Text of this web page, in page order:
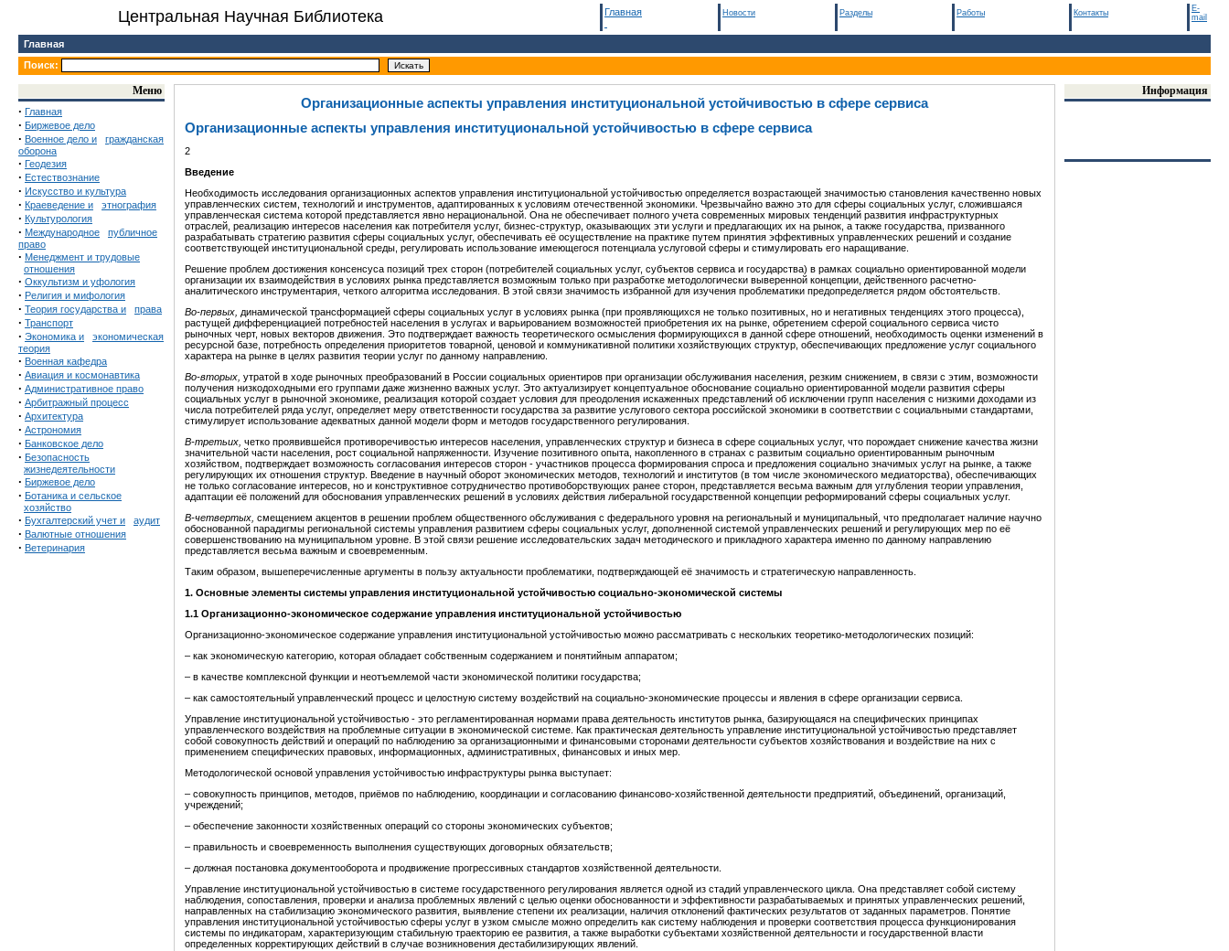
Центральная Научная Библиотека Главная Новости Разделы Работы Контакты
E-
mail
Главная
Поиск:
Меню
· Главная
· Биржевое дело
· Военное дело и
гражданская
оборона
· Геодезия
· Естествознание
· Искусство и культура
· Краеведение и этнография
· Культурология
· Международное
публичное
право
· Менеджмент и трудовые
отношения
· Оккультизм и уфология
· Религия и мифология
· Теория государства и права
· Транспорт
· Экономика и
экономическая
теория
· Военная кафедра
· Авиация и космонавтика
· Административное право
· Арбитражный процесс
· Архитектура
· Астрономия
· Банковское дело
· Безопасность
жизнедеятельности
· Биржевое дело
· Ботаника и сельское
хозяйство
· Бухгалтерский учет и аудит
· Валютные отношения
· Ветеринария
Организационные аспекты управления институциональной устойчивостью в сфере сервиса
Организационные аспекты управления институциональной устойчивостью в сфере сервиса
2
Введение
Необходимость исследования организационных аспектов управления институциональной устойчивостью определяется возрастающей значимостью становления качественно новых
управленческих систем, технологий и инструментов, адаптированных к условиям отечественной экономики. Чрезвычайно важно это для сферы социальных услуг, сложившаяся
управленческая система которой представляется явно нерациональной. Она не обеспечивает полного учета современных мировых тенденций развития инфраструктурных
отраслей, реализацию интересов населения как потребителя услуг, бизнес-структур, оказывающих эти услуги и предлагающих их на рынок, а также государства, призванного
разрабатывать стратегию развития сферы социальных услуг, обеспечивать её осуществление на практике путем принятия эффективных управленческих решений и создание
соответствующей институциональной среды, регулировать использование имеющегося потенциала услуговой сферы и стимулировать его наращивание.
Решение проблем достижения консенсуса позиций трех сторон (потребителей социальных услуг, субъектов сервиса и государства) в рамках социально ориентированной модели
организации их взаимодействия в условиях рынка представляется возможным только при разработке методологически выверенной концепции, действенного расчетно-
аналитического инструментария, четкого алгоритма исследования. В этой связи значимость избранной для изучения проблематики предопределяется рядом обстоятельств.
Во-первых, динамической трансформацией сферы социальных услуг в условиях рынка (при проявляющихся не только позитивных, но и негативных тенденциях этого процесса),
растущей дифференциацией потребностей населения в услугах и варьированием возможностей приобретения их на рынке, обретением сферой социального сервиса чисто
рыночных черт, новых векторов движения. Это подтверждает важность теоретического осмысления формирующихся в данной сфере отношений, необходимость оценки изменений в
ресурсной базе, потребность определения приоритетов товарной, ценовой и коммуникативной политики хозяйствующих структур, обеспечивающих предложение услуг социального
характера на рынке в целях развития теории услуг по данному направлению.
Во-вторых, утратой в ходе рыночных преобразований в России социальных ориентиров при организации обслуживания населения, резким снижением, в связи с этим, возможности
получения низкодоходными его группами даже жизненно важных услуг. Это актуализирует концептуальное обоснование социально ориентированной модели развития сферы
социальных услуг в рыночной экономике, реализация которой создает условия для преодоления искаженных представлений об исключении групп населения с низкими доходами из
числа потребителей ряда услуг, определяет меру ответственности государства за развитие услугового сектора российской экономики в соответствии с социальными стандартами,
стимулирует использование адекватных данной модели форм и методов государственного регулирования.
В-третьих, четко проявившейся противоречивостью интересов населения, управленческих структур и бизнеса в сфере социальных услуг, что порождает снижение качества жизни
значительной части населения, рост социальной напряженности. Изучение позитивного опыта, накопленного в странах с развитым социально ориентированным рыночным
хозяйством, подтверждает возможность согласования интересов сторон - участников процесса формирования спроса и предложения социально значимых услуг на рынке, а также
регулирующих их отношения структур. Введение в научный оборот экономических методов, технологий и институтов (в том числе экономического медиаторства), обеспечивающих
не только согласование интересов, но и конструктивное сотрудничество противоборствующих ранее сторон, представляется весьма важным для углубления теории управления,
адаптации её положений для обоснования управленческих решений в условиях действия либеральной государственной концепции реформирований сферы социальных услуг.
В-четвертых, смещением акцентов в решении проблем общественного обслуживания с федерального уровня на региональный и муниципальный, что предполагает наличие научно
обоснованной парадигмы региональной системы управления развитием сферы социальных услуг, дополненной системой управленческих решений и регулирующих мер по её
совершенствованию на муниципальном уровне. В этой связи решение исследовательских задач методического и прикладного характера именно по данному направлению
представляется весьма важным и своевременным.
Таким образом, вышеперечисленные аргументы в пользу актуальности проблематики, подтверждающей её значимость и стратегическую направленность.
1. Основные элементы системы управления институциональной устойчивостью социально-экономической системы
1.1 Организационно-экономическое содержание управления институциональной устойчивостью
Организационно-экономическое содержание управления институциональной устойчивостью можно рассматривать с нескольких теоретико-методологических позиций:
– как экономическую категорию, которая обладает собственным содержанием и понятийным аппаратом;
– в качестве комплексной функции и неотъемлемой части экономической политики государства;
– как самостоятельный управленческий процесс и целостную систему воздействий на социально-экономические процессы и явления в сфере организации сервиса.
Управление институциональной устойчивостью - это регламентированная нормами права деятельность институтов рынка, базирующаяся на специфических принципах
управленческого воздействия на проблемные ситуации в экономической системе. Как практическая деятельность управление институциональной устойчивостью представляет
собой совокупность действий и операций по наблюдению за организационными и финансовыми сторонами деятельности субъектов хозяйствования и воздействие на них с
применением специфических правовых, информационных, административных, финансовых и иных мер.
Методологической основой управления устойчивостью инфраструктуры рынка выступает:
– совокупность принципов, методов, приёмов по наблюдению, координации и согласованию финансово-хозяйственной деятельности предприятий, объединений, организаций,
учреждений;
– обеспечение законности хозяйственных операций со стороны экономических субъектов;
– правильность и своевременность выполнения существующих договорных обязательств;
– должная постановка документооборота и продвижение прогрессивных стандартов хозяйственной деятельности.
Управление институциональной устойчивостью в системе государственного регулирования является одной из стадий управленческого цикла. Она представляет собой систему
наблюдения, сопоставления, проверки и анализа проблемных явлений с целью оценки обоснованности и эффективности разрабатываемых и принятых управленческих решений,
направленных на стабилизацию экономического развития, выявление степени их реализации, наличия отклонений фактических результатов от заданных параметров. Понятие
управления институциональной устойчивостью сферы услуг в узком смысле можно определить как систему наблюдения и проверки соответствия процесса функционирования
системы по индикаторам, характеризующим стабильную траекторию ее развития, а также выработки субъектами хозяйственной деятельности и государственной власти
определенных корректирующих действий в случае возникновения дестабилизирующих явлений.
Информация